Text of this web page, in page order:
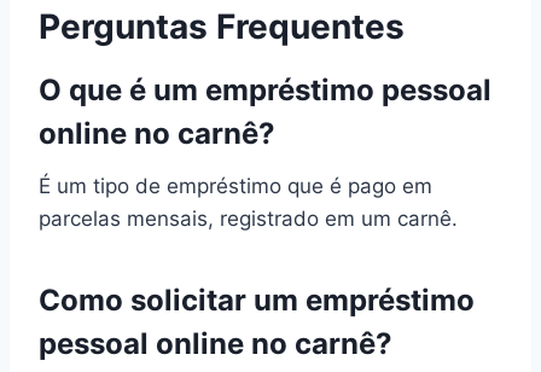
Perguntas Frequentes
O que é um empréstimo pessoal
online no carnê?
É um tipo de empréstimo que é pago em
parcelas mensais, registrado em um carnê.
Como solicitar um empréstimo
pessoal online no carnê?